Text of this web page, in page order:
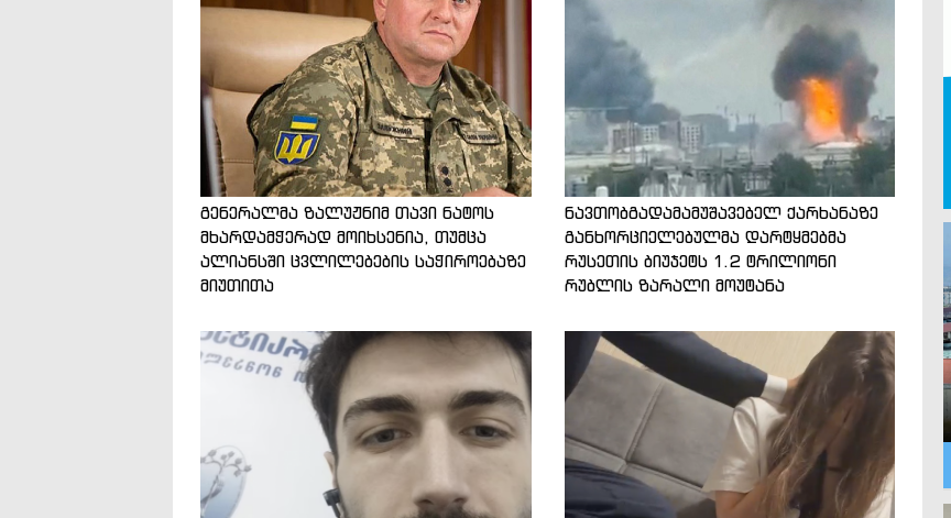
გენერალმა ზალუჟნიმ თავი ნატოს
მხარდამჭერად მოიხსენია, თუმცა
ალიანსში ცვლილებების საჭიროებაზე
მიუთითა
ნავთობგადამამუშავებელ ქარხანაზე
განხორციელებულმა დარტყმებმა
რუსეთის ბიუჯეტს 1.2 ტრილიონი
რუბლის ზარალი მოუტანა